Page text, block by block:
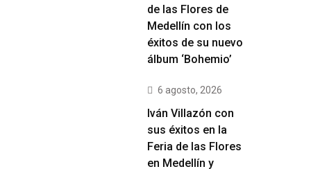
de las Flores de
Medellín con los
éxitos de su nuevo
álbum ‘Bohemio’
6 agosto, 2026
Iván Villazón con
sus éxitos en la
Feria de las Flores
en Medellín y